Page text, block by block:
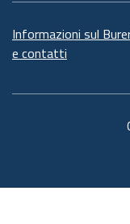
Informazioni sul
e contatti